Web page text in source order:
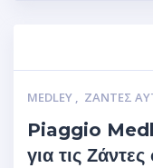
MEDLEY ΖΆΝΤΕΣ
Piaggio
για τις